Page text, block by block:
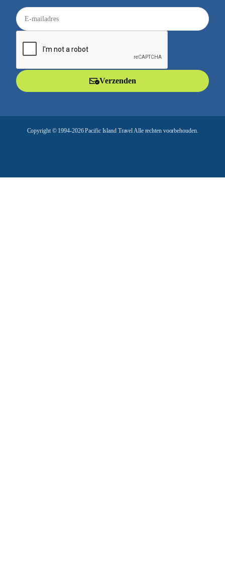
E
-
a
Verzenden
Copyright © 1994-2026 Pacific Island Travel Alle rechten voorbehouden.